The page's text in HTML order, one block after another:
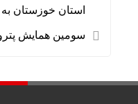
استان خوزستان
سومین همایش